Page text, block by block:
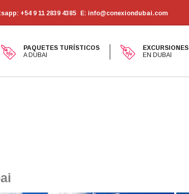
+54 9 11 2839 4385 E: info@conexiondubai.com
PAQUETES TURÍSTICOS
A DUBAI
EXCURSIONES
EN DUBAI